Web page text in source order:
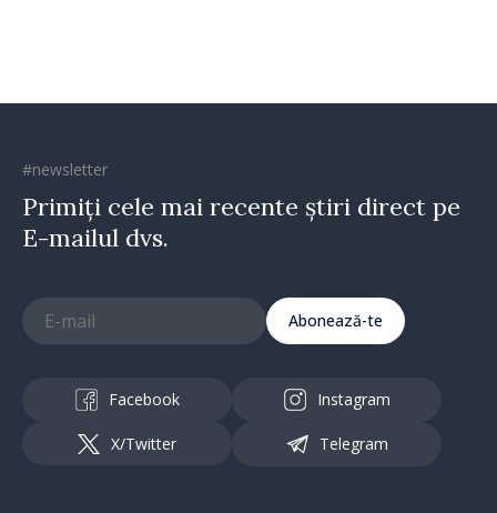
#newsletter
Primiți cele mai recente știri direct pe
E-mailul dvs.
Abonează-te
Facebook Instagram
X/Twitter Telegram